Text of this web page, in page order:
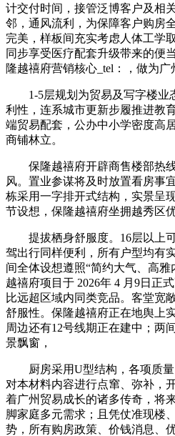
计交付时间，接管泛博客户及相
邻，通风流利，为保障客户购房
完美，样板间充实考虑人体工学
同步享受医疗配套升级带来的便
隆越禧府营销核心_tel：，做为广
1-5层规划为贸易及写字楼业
利性，连系城市更新步履推进教
端贸易配套，公办中小学密度高
商铺林立。
保隆越禧府开辟商售楼部热线
风。置业参谋将及时放置看房事
栋采用一字排开式结构，实景呈
节设想，保隆越禧府坐拥越秀区
提拔栖身舒服度。16层以上可
驾出行同样便利，所有户型均有
间全体设想遵照“简约大气、高
越禧府项目于 2026年 4 月9日正
比远超区域内同类竞品。客堂宽
舒服性。保隆越禧府正在地舆上
周边还有12号线期正在建中；两
景飘窗，
厨房采用U型结构，各项质量
对本材料内容进行点窜、弥补，
着广州贸易成长的诸多传奇，将
脚家庭多元需求；且凭仗准现楼
势，所有购房政策、价钱消息、